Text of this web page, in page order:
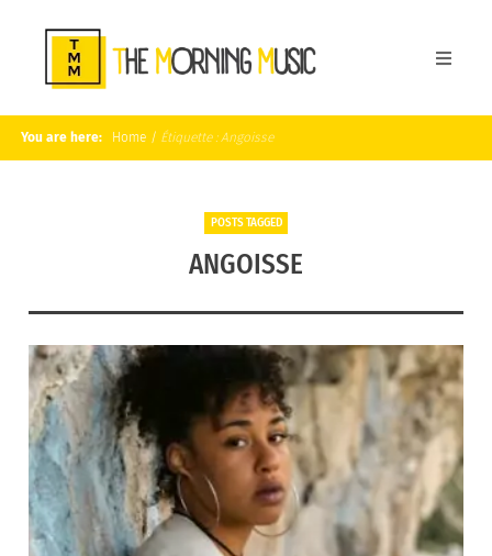
You are here: Home / Étiquette :Angoisse
POSTS TAGGED
ANGOISSE